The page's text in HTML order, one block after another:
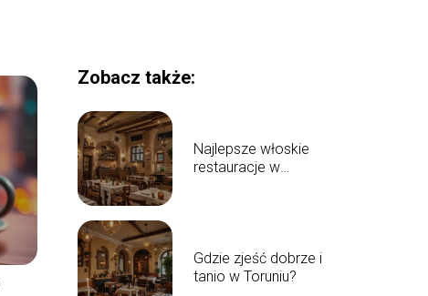
Zobacz także:
Najlepsze włoskie
restauracje w
Gdzie zjeść dobrze i
tanio w Toruniu?